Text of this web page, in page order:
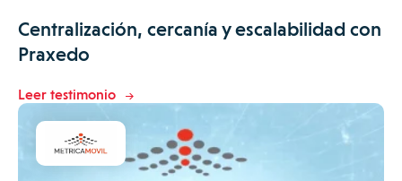
Centralización, cercanía y escalabilidad con
Praxedo
Leer testimonio